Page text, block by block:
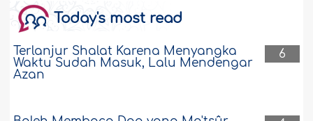
Today's most read
6
Terlanjur Shalat Karena Menyangka
Waktu Sudah Masuk, Lalu Mendengar
Azan